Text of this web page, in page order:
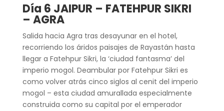
Día 6 JAIPUR – FATEHPUR SIKRI
– AGRA
Salida hacia Agra tras desayunar en el hotel,
recorriendo los áridos paisajes de Rayastán hasta
llegar a Fatehpur Sikri, la ‘ciudad fantasma’ del
imperio mogol. Deambular por Fatehpur Sikri es
como volver atrás cinco siglos al cenit del imperio
mogol – esta ciudad amurallada especialmente
construida como su capital por el emperador